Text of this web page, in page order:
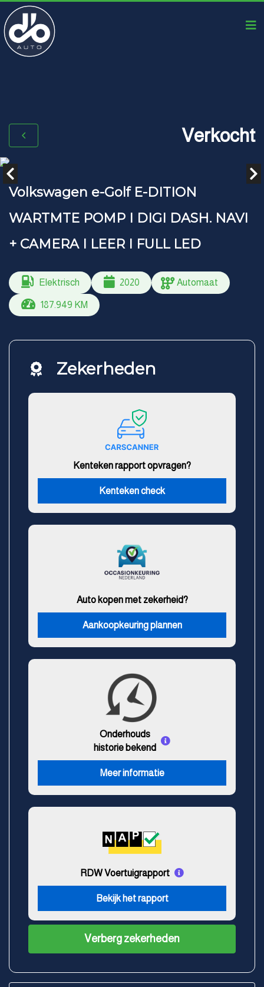
Verkocht
Volkswagen e-Golf E-DITION
WARTMTE POMP I DIGI DASH. NAVI
+ CAMERA I LEER I FULL LED
Elektrisch 2020 Automaat
187.949 KM
Zekerheden
Kenteken rapport opvragen?
Kenteken check
Auto kopen met zekerheid?
Aankoopkeuring plannen
Onderhouds
historie bekend
Meer informatie
RDW Voertuigrapport
Bekijk het rapport
Verberg zekerheden